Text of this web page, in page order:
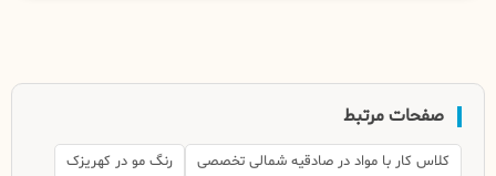
صفحات مرتبط
کلاس کار با مواد در صادقیه شمالی تخصصی
رنگ مو در کهریزک